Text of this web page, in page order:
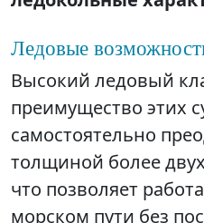
Ледовые
Высокий ледовый
преимущество этих
самостоятельно
толщиной более
что позволяет
морском пути без